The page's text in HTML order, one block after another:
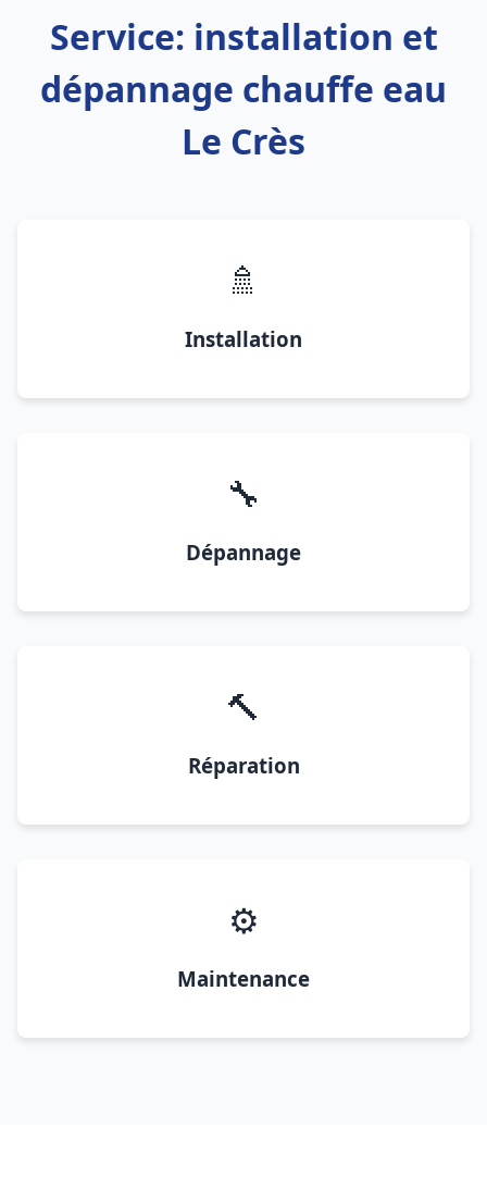
Service: installation et
dépannage chauffe eau
Le Crès
🚿
Installation
🔧
Dépannage
🔨
Réparation
⚙️
Maintenance